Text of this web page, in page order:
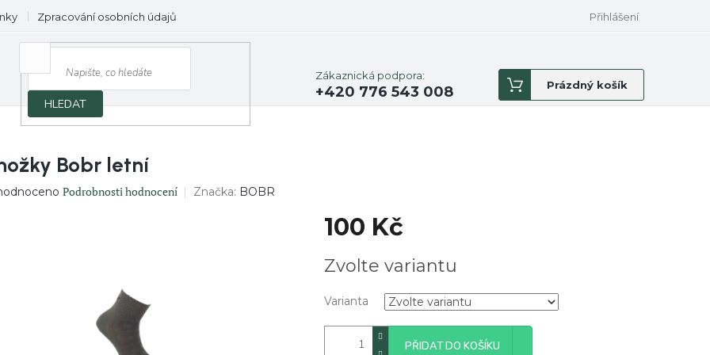
Zpracování osobních údajů Přihlášení
HLEDAT
Zákaznická podpora:
+420 776 543 008
Nákupní
košík
Prázdný košík
Bobr letní
Podrobnosti hodnocení Značka: BOBR
100 Kč
cena:
Zvolte variantu
Varianta
PŘIDAT DO KOŠÍKU